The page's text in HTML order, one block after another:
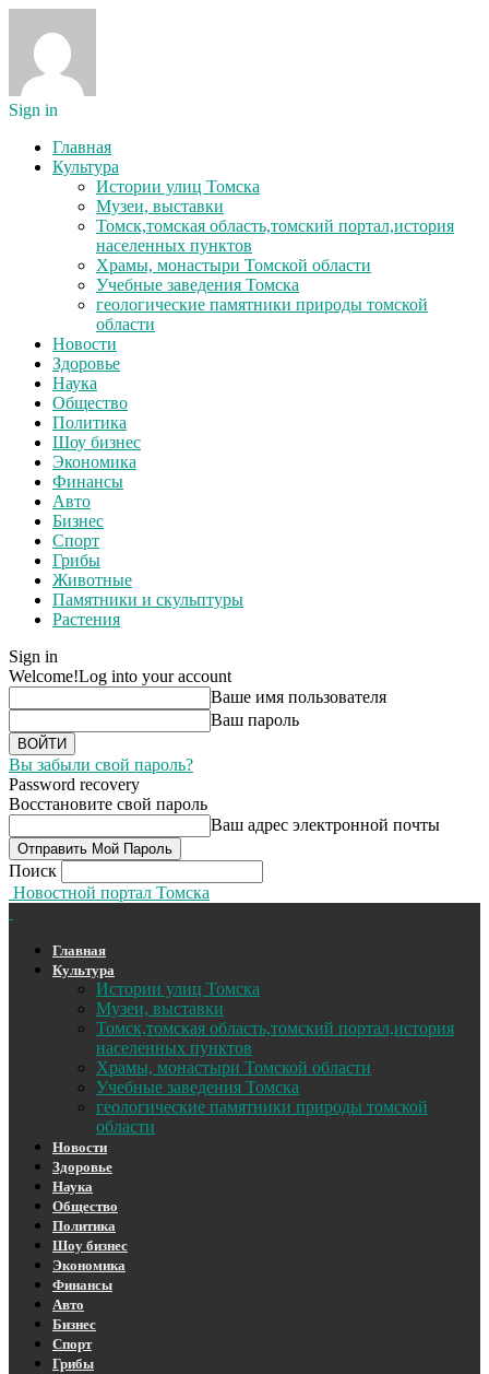
Sign in
Главная
Культура
Истории улиц Томска
Музеи, выставки
Томск,томская область,томский портал,история
населенных пунктов
Храмы, монастыри Томской области
Учебные заведения Томска
геологические памятники природы томской
области
Новости
Здоровье
Наука
Общество
Политика
Шоу бизнес
Экономика
Финансы
Авто
Бизнес
Спорт
Грибы
Животные
Памятники и скульптуры
Растения
Sign in
Welcome!Log into your account
Ваше имя пользователя
Ваш пароль
Вы забыли свой пароль?
Password recovery
Восстановите свой пароль
Ваш адрес электронной почты
Поиск
Новостной портал Томска
Главная
Культура
Истории улиц Томска
Музеи, выставки
Томск,томская область,томский портал,история
населенных пунктов
Храмы, монастыри Томской области
Учебные заведения Томска
геологические памятники природы томской
области
Новости
Здоровье
Наука
Общество
Политика
Шоу бизнес
Экономика
Финансы
Авто
Бизнес
Спорт
Грибы